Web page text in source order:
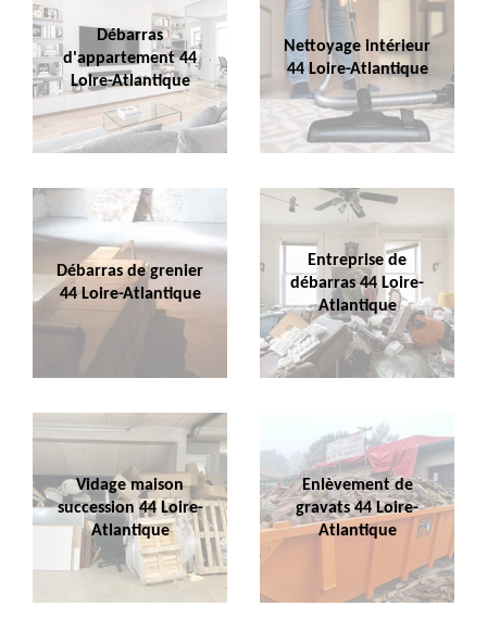
Débarras
d'appartement 44
Loire-Atlantique
Nettoyage intérieur
44 Loire-Atlantique
Débarras de grenier
44 Loire-Atlantique
Entreprise de
débarras 44 Loire-
Atlantique
Vidage maison
succession 44 Loire-
Atlantique
Enlèvement de
gravats 44 Loire-
Atlantique